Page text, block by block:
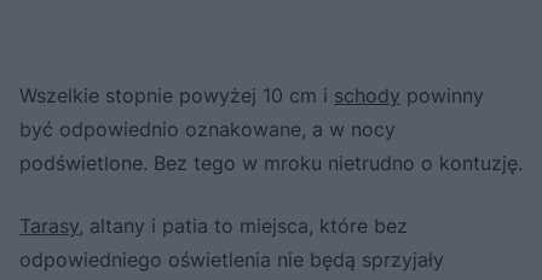
Wszelkie stopnie powyżej 10 cm i schody powinny
być odpowiednio oznakowane, a w nocy
podświetlone. Bez tego w mroku nietrudno o kontuzję.
Tarasy, altany i patia to miejsca, które bez
odpowiedniego oświetlenia nie będą sprzyjały